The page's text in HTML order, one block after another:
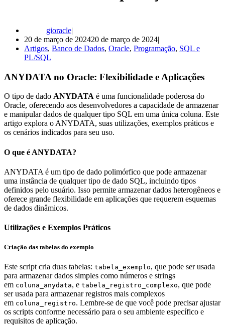
gioracle
20 de março de 202420 de março de 2024
Artigos, Banco de Dados, Oracle, Programação, SQL e
PL/SQL
ANYDATA no Oracle: Flexibilidade e Aplicações
O tipo de dado ANYDATA é uma funcionalidade poderosa do
Oracle, oferecendo aos desenvolvedores a capacidade de armazenar
e manipular dados de qualquer tipo SQL em uma única coluna. Este
artigo explora o ANYDATA, suas utilizações, exemplos práticos e
os cenários indicados para seu uso.
O que é ANYDATA?
ANYDATA é um tipo de dado polimórfico que pode armazenar
uma instância de qualquer tipo de dado SQL, incluindo tipos
definidos pelo usuário. Isso permite armazenar dados heterogêneos e
oferece grande flexibilidade em aplicações que requerem esquemas
de dados dinâmicos.
Utilizações e Exemplos Práticos
Criação das tabelas do exemplo
Este script cria duas tabelas: tabela_exemplo, que pode ser usada
para armazenar dados simples como números e strings
em coluna_anydata, e tabela_registro_complexo, que pode
ser usada para armazenar registros mais complexos
em coluna_registro. Lembre-se de que você pode precisar ajustar
os scripts conforme necessário para o seu ambiente específico e
requisitos de aplicação.